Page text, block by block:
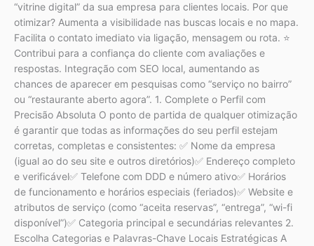
“vitrine digital” da sua empresa para clientes locais. Por que
otimizar? Aumenta a visibilidade nas buscas locais e no mapa.
Facilita o contato imediato via ligação, mensagem ou rota. ⭐
Contribui para a confiança do cliente com avaliações e
respostas. Integração com SEO local, aumentando as
chances de aparecer em pesquisas como “serviço no bairro”
ou “restaurante aberto agora”. 1. Complete o Perfil com
Precisão Absoluta O ponto de partida de qualquer otimização
é garantir que todas as informações do seu perfil estejam
corretas, completas e consistentes: ✅ Nome da empresa
(igual ao do seu site e outros diretórios)✅ Endereço completo
e verificável✅ Telefone com DDD e número ativo✅ Horários
de funcionamento e horários especiais (feriados)✅ Website e
atributos de serviço (como “aceita reservas”, “entrega”, “wi-fi
disponível”)✅ Categoria principal e secundárias relevantes 2.
Escolha Categorias e Palavras-Chave Locais Estratégicas A